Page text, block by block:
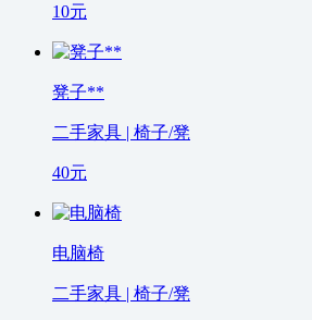
10元
凳子**
二手家具 | 椅子/凳
40元
电脑椅
二手家具 | 椅子/凳